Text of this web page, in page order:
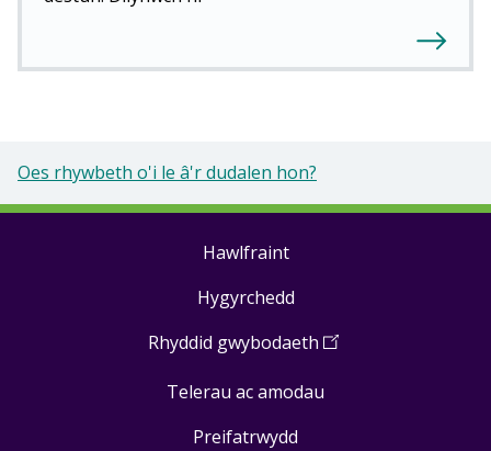
Oes rhywbeth o'i le â'r dudalen hon?
Hawlfraint
Hygyrchedd
Rhyddid gwybodaeth (Open
a
Telerau ac amodau
Preifatrwydd